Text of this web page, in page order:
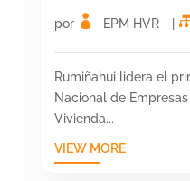
por EPM HVR
Rumiñahui lidera el
Nacional de
Vivienda...
VIEW MORE